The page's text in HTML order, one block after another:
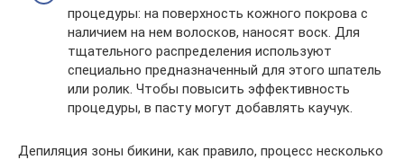
процедуры: на поверхность кожного покрова с
наличием на нем волосков, наносят воск. Для
тщательного распределения используют
специально предназначенный для этого шпатель
или ролик. Чтобы повысить эффективность
процедуры, в пасту могут добавлять каучук.
Депиляция зоны бикини, как правило, процесс несколько